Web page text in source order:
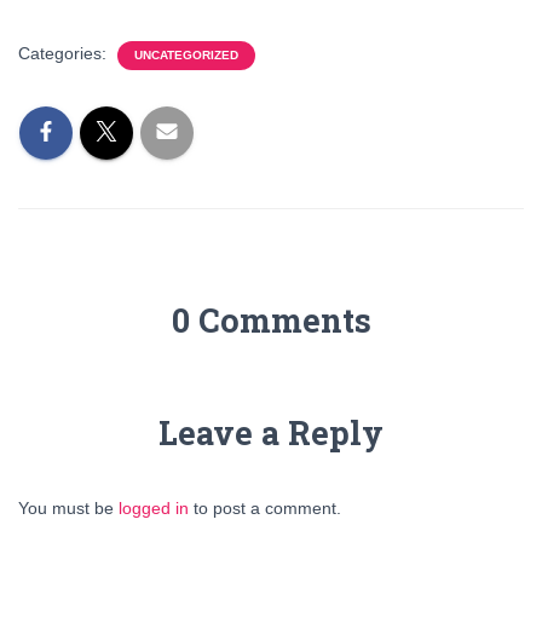
Categories: UNCATEGORIZED
0 Comments
Leave a Reply
You must be logged in to post a comment.